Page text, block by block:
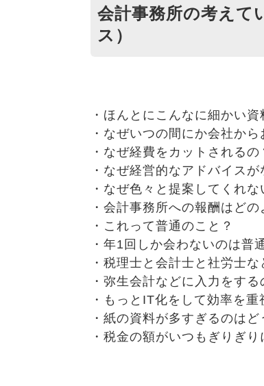
会計事務所の考えて
ス）
・ほんとにこんなに細かい
・なぜいつの間にか会社か
・なぜ経費をカットされるの
・なぜ経営的なアドバイスが
・なぜ色々と提案してくれな
・会計事務所への報酬はどの
・これって普通のこと？
・年1回しか会わないのは普
・税理士と会計士と社労士
・弥生会計などに入力をする
・もっとIT化をして効率を重
・紙の資料が多すぎるのは
・税金の額がいつもぎりぎ